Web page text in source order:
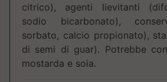
citrico), agenti lievitanti
sodio bicarbonato),
sorbato, calcio propionato),
di semi di guar). Potrebbe
mostarda e soia.